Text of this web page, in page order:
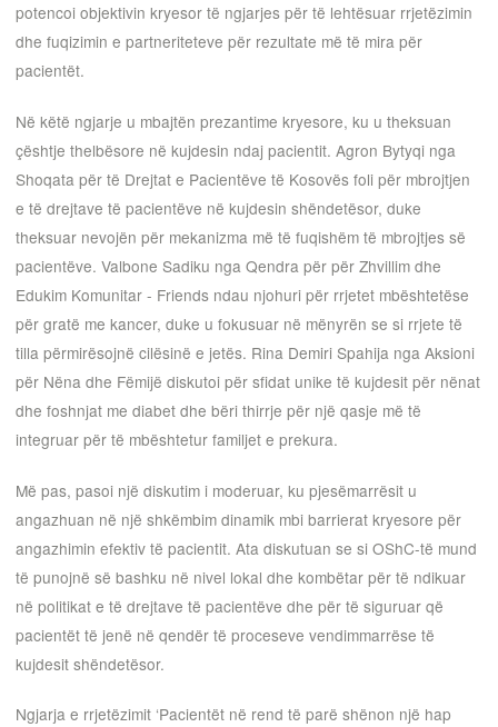
potencoi objektivin kryesor të ngjarjes për të lehtësuar rrjetëzimin
dhe fuqizimin e partneriteteve për rezultate më të mira për
pacientët.
Në këtë ngjarje u mbajtën prezantime kryesore, ku u theksuan
çështje thelbësore në kujdesin ndaj pacientit. Agron Bytyqi nga
Shoqata për të Drejtat e Pacientëve të Kosovës foli për mbrojtjen
e të drejtave të pacientëve në kujdesin shëndetësor, duke
theksuar nevojën për mekanizma më të fuqishëm të mbrojtjes së
pacientëve. Valbone Sadiku nga Qendra për për Zhvillim dhe
Edukim Komunitar - Friends ndau njohuri për rrjetet mbështetëse
për gratë me kancer, duke u fokusuar në mënyrën se si rrjete të
tilla përmirësojnë cilësinë e jetës. Rina Demiri Spahija nga Aksioni
për Nëna dhe Fëmijë diskutoi për sfidat unike të kujdesit për nënat
dhe foshnjat me diabet dhe bëri thirrje për një qasje më të
integruar për të mbështetur familjet e prekura.
Më pas, pasoi një diskutim i moderuar, ku pjesëmarrësit u
angazhuan në një shkëmbim dinamik mbi barrierat kryesore për
angazhimin efektiv të pacientit. Ata diskutuan se si OShC-të mund
të punojnë së bashku në nivel lokal dhe kombëtar për të ndikuar
në politikat e të drejtave të pacientëve dhe për të siguruar që
pacientët të jenë në qendër të proceseve vendimmarrëse të
kujdesit shëndetësor.
Ngjarja e rrjetëzimit ‘Pacientët në rend të parë shënon një hap